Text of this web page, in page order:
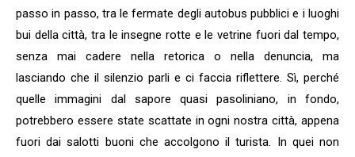
passo in passo, tra le fermate degli autobus pubblici e i luoghi
bui della città, tra le insegne rotte e le vetrine fuori dal tempo,
senza mai cadere nella retorica o nella denuncia, ma
lasciando che il silenzio parli e ci faccia riflettere. Sì, perché
quelle immagini dal sapore quasi pasoliniano, in fondo,
potrebbero essere state scattate in ogni nostra città, appena
fuori dai salotti buoni che accolgono il turista. In quei non